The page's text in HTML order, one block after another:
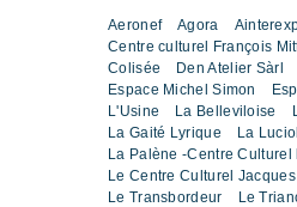
Aeronef Agora
Centre culturel François
Colisée
Den Atelier Sàrl
Espace Michel Simon
L'Usine
La Belleviloise
La Gaité Lyrique
La
La Palène -Centre Culturel
Le Centre Culturel
Le Transbordeur
Le